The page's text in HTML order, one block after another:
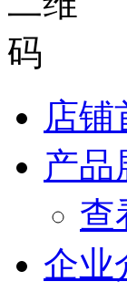
店铺
产品
查
企业